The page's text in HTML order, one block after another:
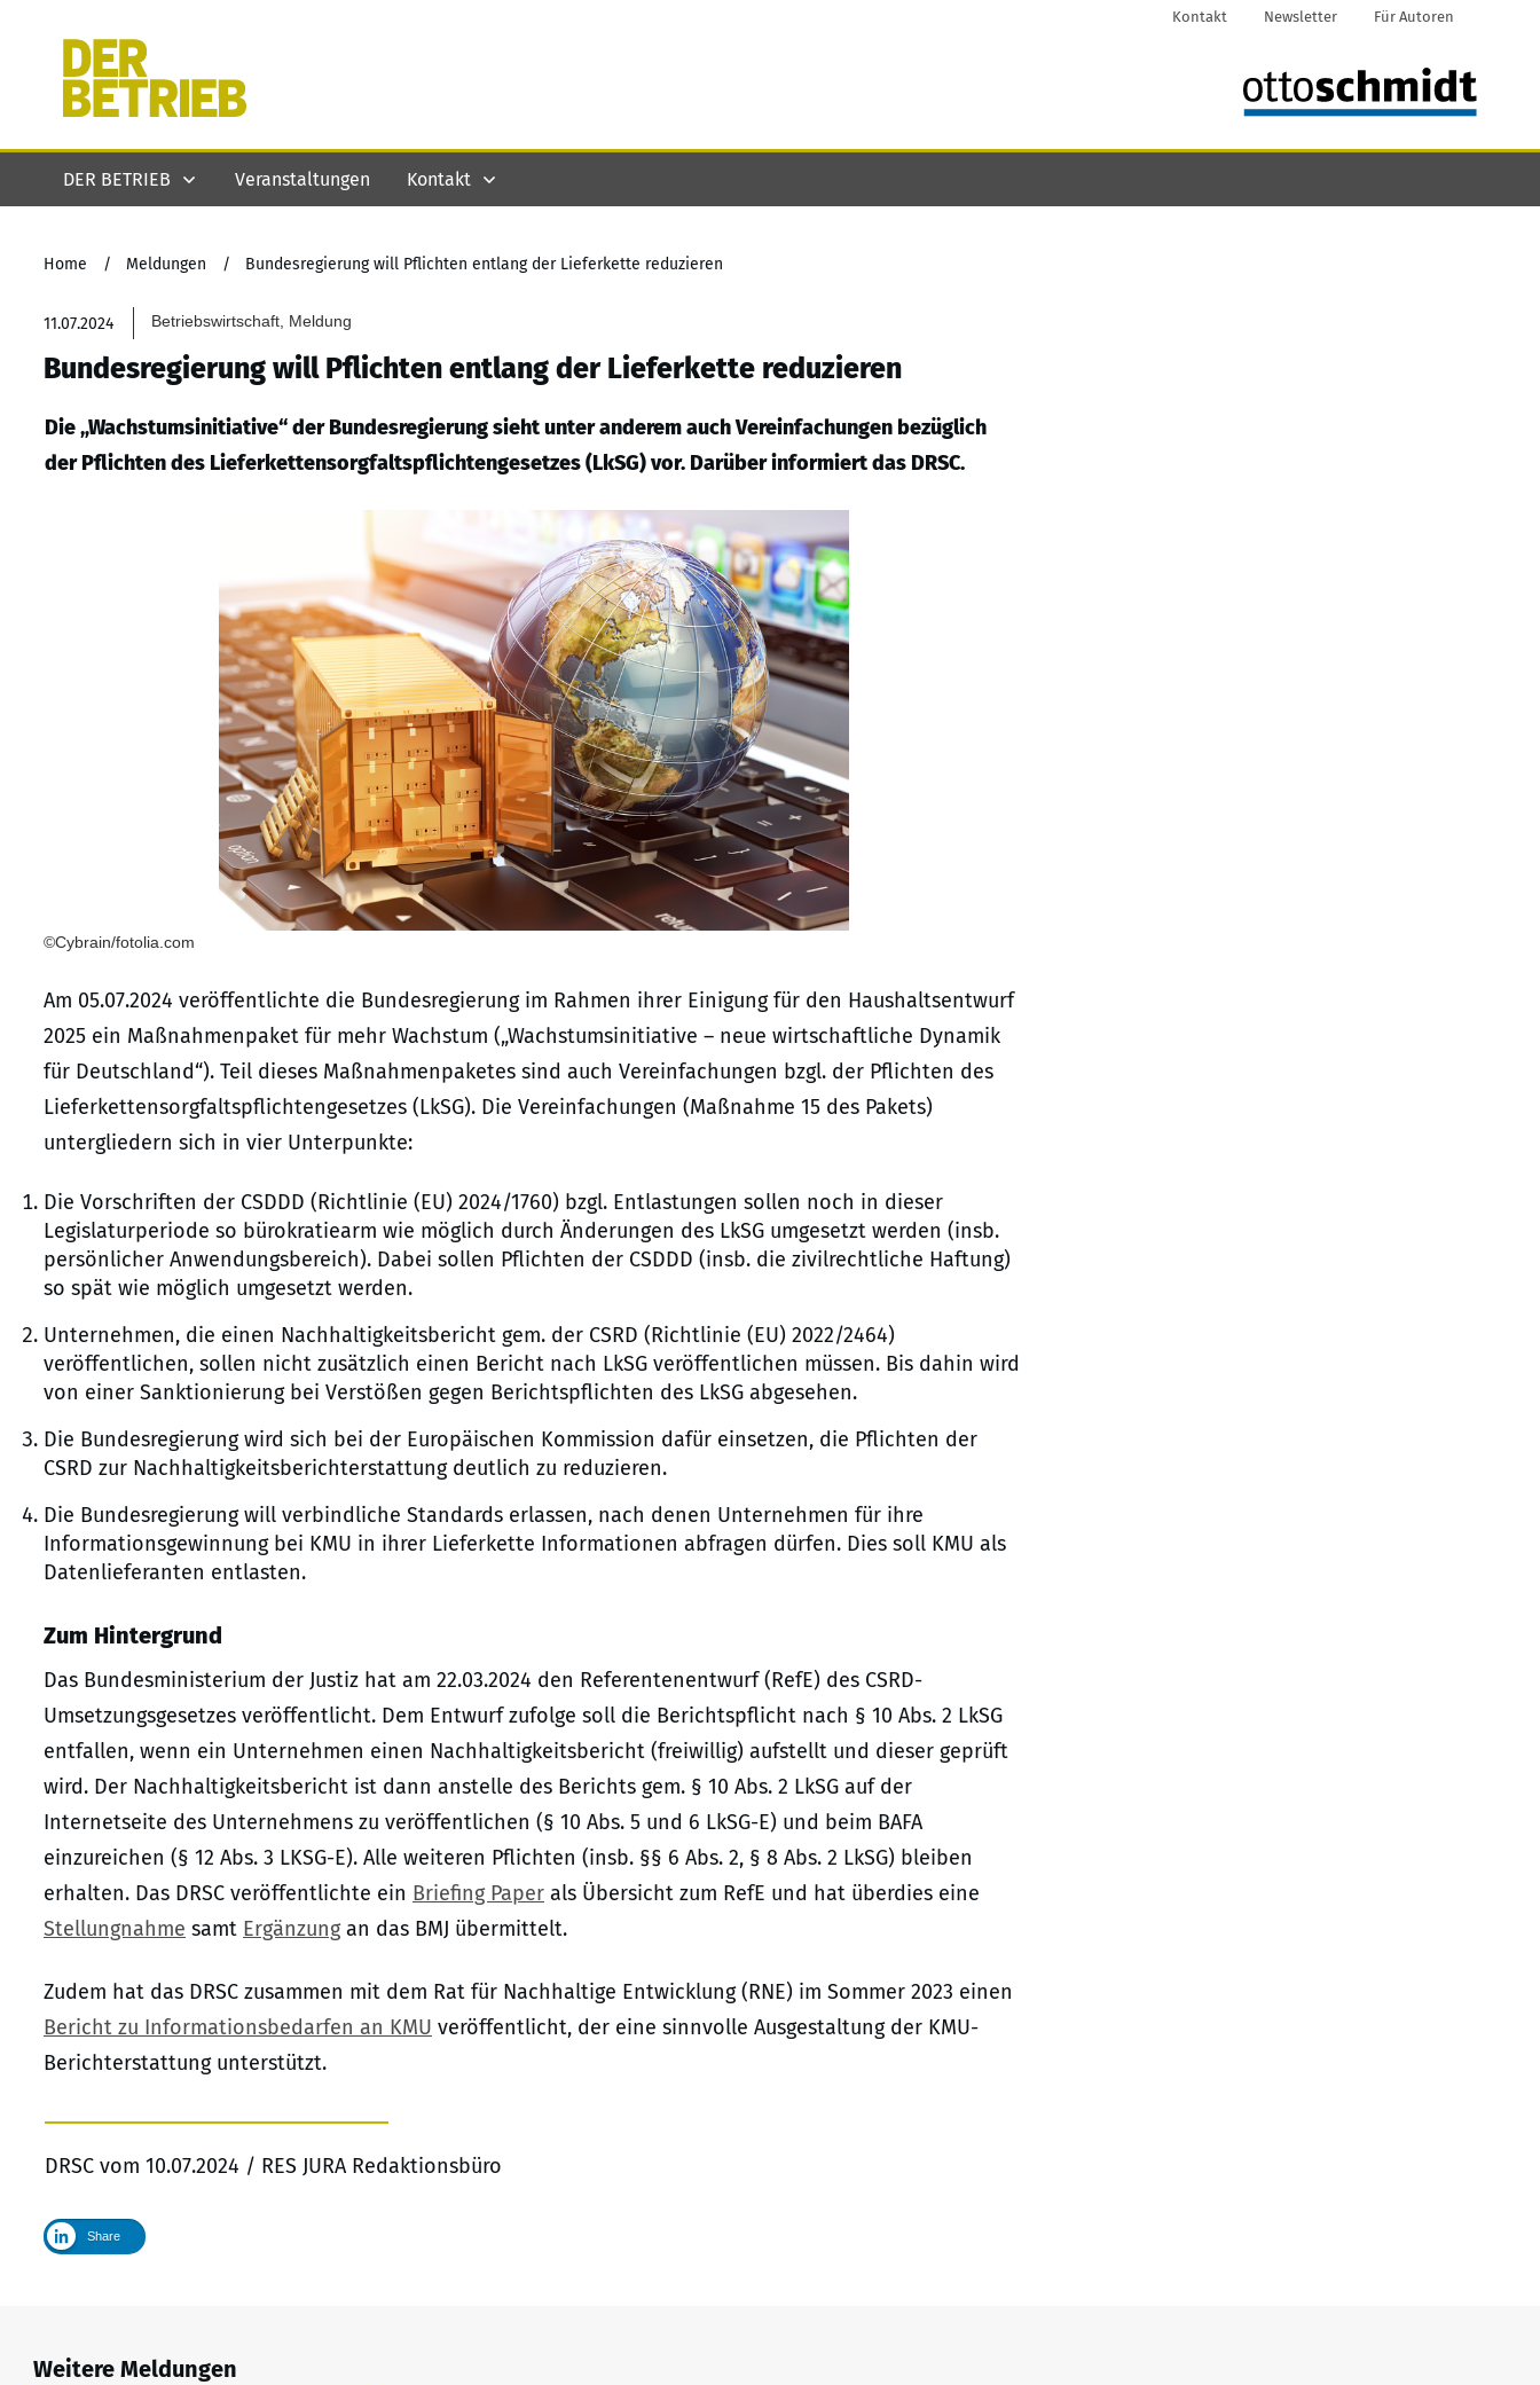
Kontakt Newsletter Für Autoren
DER BETRIEB Veranstaltungen Kontakt
Home / Meldungen / Bundesregierung will Pflichten entlang der Lieferkette reduzieren
11.07.2024 Betriebswirtschaft, Meldung
Bundesregierung will Pflichten entlang der Lieferkette reduzieren
Die „Wachstumsinitiative“ der Bundesregierung sieht unter anderem auch Vereinfachungen bezüglich
der Pflichten des Lieferkettensorgfaltspflichtengesetzes (LkSG) vor. Darüber informiert das DRSC.
©Cybrain/fotolia.com
Am 05.07.2024 veröffentlichte die Bundesregierung im Rahmen ihrer Einigung für den Haushaltsentwurf
2025 ein Maßnahmenpaket für mehr Wachstum („Wachstumsinitiative – neue wirtschaftliche Dynamik
für Deutschland“). Teil dieses Maßnahmenpaketes sind auch Vereinfachungen bzgl. der Pflichten des
Lieferkettensorgfaltspflichtengesetzes (LkSG). Die Vereinfachungen (Maßnahme 15 des Pakets)
untergliedern sich in vier Unterpunkte:
Die Vorschriften der CSDDD (Richtlinie (EU) 2024/1760) bzgl. Entlastungen sollen noch in dieser
Legislaturperiode so bürokratiearm wie möglich durch Änderungen des LkSG umgesetzt werden (insb.
persönlicher Anwendungsbereich). Dabei sollen Pflichten der CSDDD (insb. die zivilrechtliche Haftung)
so spät wie möglich umgesetzt werden.
Unternehmen, die einen Nachhaltigkeitsbericht gem. der CSRD (Richtlinie (EU) 2022/2464)
veröffentlichen, sollen nicht zusätzlich einen Bericht nach LkSG veröffentlichen müssen. Bis dahin wird
von einer Sanktionierung bei Verstößen gegen Berichtspflichten des LkSG abgesehen.
Die Bundesregierung wird sich bei der Europäischen Kommission dafür einsetzen, die Pflichten der
CSRD zur Nachhaltigkeitsberichterstattung deutlich zu reduzieren.
Die Bundesregierung will verbindliche Standards erlassen, nach denen Unternehmen für ihre
Informationsgewinnung bei KMU in ihrer Lieferkette Informationen abfragen dürfen. Dies soll KMU als
Datenlieferanten entlasten.
Zum Hintergrund
Das Bundesministerium der Justiz hat am 22.03.2024 den Referentenentwurf (RefE) des CSRD-
Umsetzungsgesetzes veröffentlicht. Dem Entwurf zufolge soll die Berichtspflicht nach § 10 Abs. 2 LkSG
entfallen, wenn ein Unternehmen einen Nachhaltigkeitsbericht (freiwillig) aufstellt und dieser geprüft
wird. Der Nachhaltigkeitsbericht ist dann anstelle des Berichts gem. § 10 Abs. 2 LkSG auf der
Internetseite des Unternehmens zu veröffentlichen (§ 10 Abs. 5 und 6 LkSG-E) und beim BAFA
einzureichen (§ 12 Abs. 3 LKSG-E). Alle weiteren Pflichten (insb. §§ 6 Abs. 2, § 8 Abs. 2 LkSG) bleiben
erhalten. Das DRSC veröffentlichte ein Briefing Paper als Übersicht zum RefE und hat überdies eine
Stellungnahme samt Ergänzungan das BMJ übermittelt.
Zudem hat das DRSC zusammen mit dem Rat für Nachhaltige Entwicklung (RNE) im Sommer 2023 einen
Bericht zu Informationsbedarfen an KMU veröffentlicht, der eine sinnvolle Ausgestaltung der KMU-
Berichterstattung unterstützt.
DRSC vom 10.07.2024 / RES JURA Redaktionsbüro
Share
Weitere Meldungen